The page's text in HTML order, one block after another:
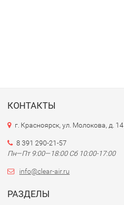
КОНТАКТЫ
г. Красноярск, ул. Молокова, д. 14
8 391 290-21-57
Пн—Пт 9:00—18:00 Сб 10:00-17:00
info@clear-air.ru
РАЗДЕЛЫ